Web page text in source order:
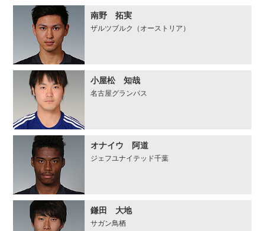
南野 拓実
ザルツブルク（オーストリア）
小屋松 知哉
名古屋グランパス
オナイウ 阿道
ジェフユナイテッド千葉
鎌田 大地
サガン鳥栖